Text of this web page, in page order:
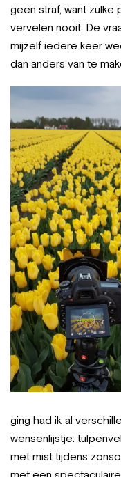
geen straf, want
vervelen nooit. De
mijzelf iedere keer
dan anders van te
ging had ik al
wensenlijstje:
met mist tijdens